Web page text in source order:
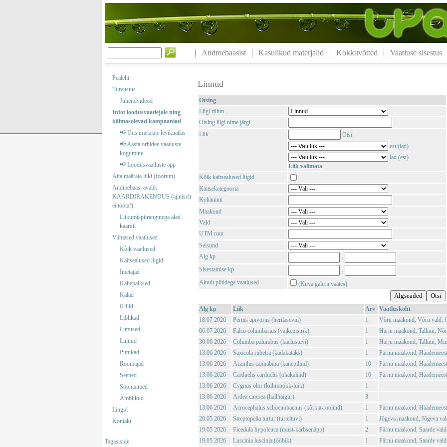
Andmebaasist Kasulikud materjalid Kokkuvõtted Vaatluse sisestus
Pealeht
Tutvustus
Juhendvideod
Infot loodusvaatlejale ning
käimasolevad kampaaniad
📢 Uus imetajate levikuatlas
📢 Aasta orhidee vaatluste
kogumine
📢 Loodusvaatluste äpp
Aita määrata liiki (foorum)
Andmebaasi avalik
KAARDIRAKENDUS (ajutiselt
ei tööta!)
Liikumispiirangutega alad
kaardil
Viimased vaatlused
Kõik vaatlused
Kaitsealused liigid
Imetajad
Kahepaiksed
Kalad
Kiilid
Liblikad
Limused
Linnud
Putukad
Roomajad
Seened
Soontaimed
Ämblikud
Lingid
Kontakt
Tagasiside
Linnud
Otsing
Liigi rühm
Otsing liigi nime järgi
Liik
Otsi
est (lad)
lad (est)
Liik valimata
Kõik kaitsealused liigid
Kaitsekategooria
Kohanimi
Maakond
Vald
UTM ruut
Seisund
Alg kp
-
Sisestamise kp
-
Ainult piltidega vaatlused
(Kuva galerii vaates)
Alg kp Liik Arv
Vaatluskoht
18.07 2026
Pernis apivorus (herilaseviu) 1
Võru maakond, Võru vald,
06.07 2026
Falco columbarius (väikepistrik) 1
Harju maakond, Tallinn,
30.06 2026
Columba palumbus (kaelustuvi) 1
Harju maakond, Tallinn,
13.06 2026
Saxicola rubetra (kadakatäks) 1
Pärnu maakond,
13.06 2026
Acanthis cannabina (kanepilind) 10
Pärnu maakond,
13.06 2026
Carduelis carduelis (ohakalind) 10
Pärnu maakond,
13.06 2026
Cygnus olor (kühmnokk-luik)
1
13.06 2026
Ardea cinerea (hallhaigur)
3
13.06 2026
Acrocephalus schoenobaenus (kõrkja-roolind) 1
Pärnu maakond,
20.05 2026
Streptopelia turtur (turteltuvi) 1
Jõgeva maakond, Jõgeva
19.05 2026
Ficedula hypoleuca (must-kärbsenäpp) 2
Pärnu maakond, Saarde
19.05 2026
Luscinia luscinia (ööbik) 1 Pärnu maakond, Saarde